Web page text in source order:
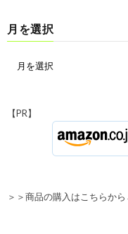
月を選択
【PR】
＞＞商品の購入はこちらか